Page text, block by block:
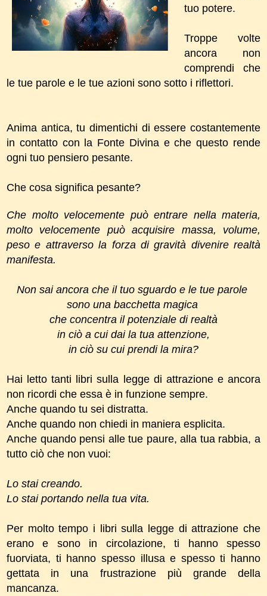
tuo potere.
Troppe volte
ancora non
comprendi che
le tue parole e le tue azioni sono sotto i riflettori.
Anima antica, tu dimentichi di essere costantemente
in contatto con la Fonte Divina e che questo rende
ogni tuo pensiero pesante.
Che cosa significa pesante?
Che molto velocemente può entrare nella materia,
molto velocemente può acquisire massa, volume,
peso e attraverso la forza di gravità divenire realtà
manifesta.
Non sai ancora che il tuo sguardo e le tue parole
sono una bacchetta magica
che concentra il potenziale di realtà
in ciò a cui dai la tua attenzione,
in ciò su cui prendi la mira?
Hai letto tanti libri sulla legge di attrazione e ancora
non ricordi che essa è in funzione sempre.
Anche quando tu sei distratta.
Anche quando non chiedi in maniera esplicita.
Anche quando pensi alle tue paure, alla tua rabbia, a
tutto ciò che non vuoi:
Lo stai creando.
Lo stai portando nella tua vita.
Per molto tempo i libri sulla legge di attrazione che
erano e sono in circolazione, ti hanno spesso
fuorviata, ti hanno spesso illusa e spesso ti hanno
gettata in una frustrazione più grande della
mancanza.